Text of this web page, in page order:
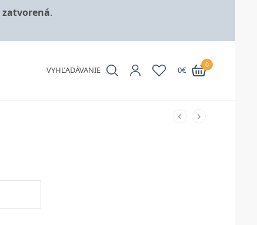
zatvorená.
VYHĽADÁVANIE 0€
0